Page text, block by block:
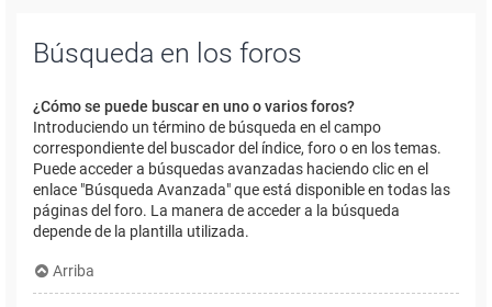
Búsqueda en los foros
¿Cómo se puede buscar en uno o varios foros?
Introduciendo un término de búsqueda en el campo
correspondiente del buscador del índice, foro o en los temas.
Puede acceder a búsquedas avanzadas haciendo clic en el
enlace "Búsqueda Avanzada" que está disponible en todas las
páginas del foro. La manera de acceder a la búsqueda
depende de la plantilla utilizada.
Arriba